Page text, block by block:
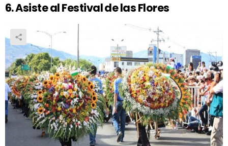
6. Asiste al Festival de las Flores